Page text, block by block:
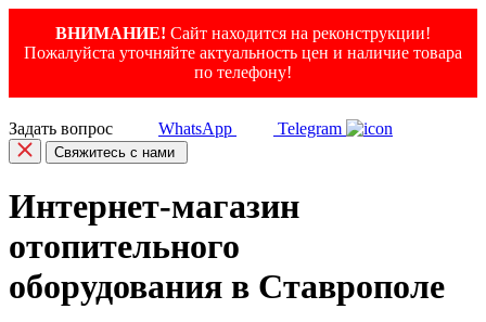
ВНИМАНИЕ! Сайт находится на реконструкции!
Пожалуйста уточняйте актуальность цен и наличие товара
по телефону!
Задать вопрос WhatsApp Telegram
Свяжитесь с нами
Интернет-магазин
отопительного
оборудования в Ставрополе